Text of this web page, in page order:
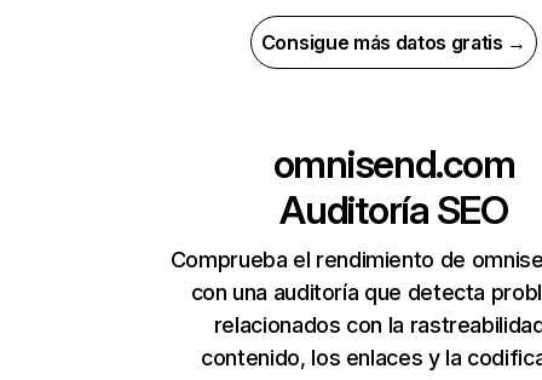
Consigue más datos gratis →
omnisend.com
Auditoría SEO
Comprueba el rendimiento de
con una auditoría que detecta
relacionados con la
contenido, los enlaces y la